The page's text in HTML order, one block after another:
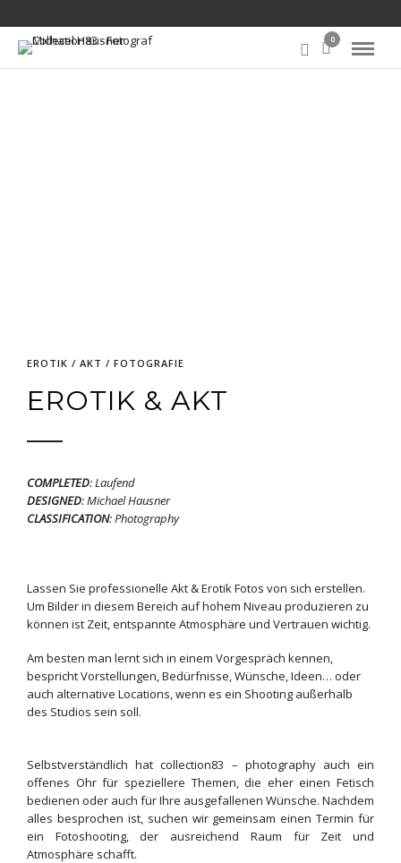
0
EROTIK / AKT / FOTOGRAFIE
EROTIK & AKT
COMPLETED:Laufend
DESIGNED:Michael Hausner
CLASSIFICATION:Photography
Lassen Sie professionelle Akt & Erotik Fotos von sich erstellen.
Um Bilder in diesem Bereich auf hohem Niveau produzieren zu
können ist Zeit, entspannte Atmosphäre und Vertrauen wichtig.
Am besten man lernt sich in einem Vorgespräch kennen,
bespricht Vorstellungen, Bedürfnisse, Wünsche, Ideen… oder
auch alternative Locations, wenn es ein Shooting außerhalb
des Studios sein soll.
Selbstverständlich hat collection83 – photography auch ein
offenes Ohr für speziellere Themen, die eher einen Fetisch
bedienen oder auch für Ihre ausgefallenen Wünsche. Nachdem
alles besprochen ist, suchen wir gemeinsam einen Termin für
ein Fotoshooting, der ausreichend Raum für Zeit und
Atmosphäre schafft.